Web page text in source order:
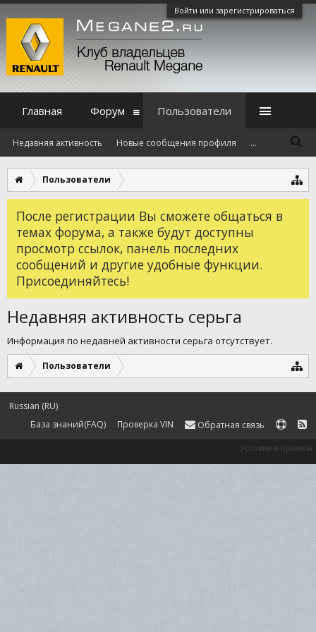
Войти или зарегистрироваться
Пользователи
После регистрации Вы сможете общаться в
темах форума, а также будут доступны
просмотр ссылок, панель последних
сообщений и другие удобные функции.
Присоединяйтесь!
Недавняя активность серьга
Информация по недавней активности серьга отсутствует.
Пользователи
Главная Форум Пользователи
Недавняя активность Новые сообщения профиля ...
Russian (RU)
База знаний(FAQ)
Проверка VIN Обратная связь
Условия и правила